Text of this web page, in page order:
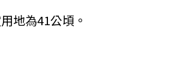
地為41公頃。